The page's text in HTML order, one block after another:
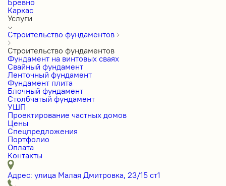
Бревно
Каркас
Услуги
Строительство фундаментов
Строительство фундаментов
Фундамент на винтовых сваях
Свайный фундамент
Ленточный фундамент
Фундамент плита
Блочный фундамент
Столбчатый фундамент
УШП
Проектирование частных домов
Цены
Спецпредложения
Портфолио
Оплата
Контакты
Адрес: улица Малая Дмитровка, 23/15 ст1